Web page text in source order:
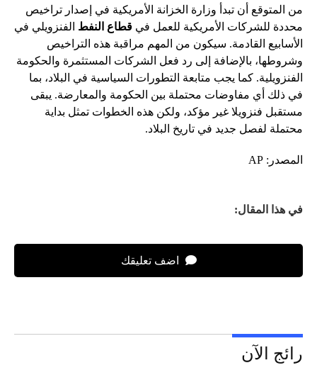
من المتوقع أن تبدأ وزارة الخزانة الأمريكية في إصدار تراخيص
محددة للشركات الأمريكية للعمل في قطاع النفط الفنزويلي في
الأسابيع القادمة. سيكون من المهم مراقبة هذه التراخيص
وشروطها، بالإضافة إلى رد فعل الشركات المستثمرة والحكومة
الفنزويلية. كما يجب متابعة التطورات السياسية في البلاد، بما
في ذلك أي مفاوضات محتملة بين الحكومة والمعارضة. يبقى
مستقبل فنزويلا غير مؤكد، ولكن هذه الخطوات تمثل بداية
محتملة لفصل جديد في تاريخ البلاد.
المصدر: AP
في هذا المقال:
اضف تعليقك
رائج الآن